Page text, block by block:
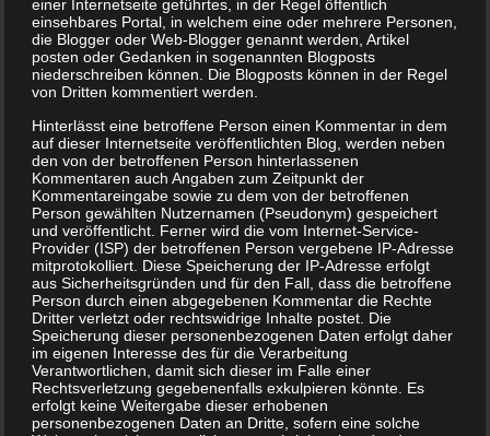
einer Internetseite geführtes, in der Regel öffentlich
einsehbares Portal, in welchem eine oder mehrere Personen,
die Blogger oder Web-Blogger genannt werden, Artikel
posten oder Gedanken in sogenannten Blogposts
niederschreiben können. Die Blogposts können in der Regel
von Dritten kommentiert werden.
Hinterlässt eine betroffene Person einen Kommentar in dem
auf dieser Internetseite veröffentlichten Blog, werden neben
den von der betroffenen Person hinterlassenen
Kommentaren auch Angaben zum Zeitpunkt der
Kommentareingabe sowie zu dem von der betroffenen
Person gewählten Nutzernamen (Pseudonym) gespeichert
und veröffentlicht. Ferner wird die vom Internet-Service-
Provider (ISP) der betroffenen Person vergebene IP-Adresse
mitprotokolliert. Diese Speicherung der IP-Adresse erfolgt
aus Sicherheitsgründen und für den Fall, dass die betroffene
Person durch einen abgegebenen Kommentar die Rechte
Dritter verletzt oder rechtswidrige Inhalte postet. Die
Speicherung dieser personenbezogenen Daten erfolgt daher
im eigenen Interesse des für die Verarbeitung
Verantwortlichen, damit sich dieser im Falle einer
Rechtsverletzung gegebenenfalls exkulpieren könnte. Es
erfolgt keine Weitergabe dieser erhobenen
personenbezogenen Daten an Dritte, sofern eine solche